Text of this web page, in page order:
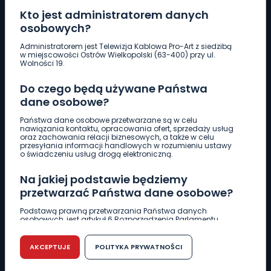
Kto jest administratorem danych
osobowych?
Administratorem jest Telewizja Kablowa Pro-Art z siedzibą
w miejscowości Ostrów Wielkopolski (63-400) przy ul.
Wolności 19.
Do czego będą używane Państwa
dane osobowe?
Państwa dane osobowe przetwarzane są w celu
nawiązania kontaktu, opracowania ofert, sprzedaży usług
oraz zachowania relacji biznesowych, a także w celu
przesyłania informacji handlowych w rozumieniu ustawy
o świadczeniu usług drogą elektroniczną.
Na jakiej podstawie będziemy
przetwarzać Państwa dane osobowe?
Podstawą prawną przetwarzania Państwa danych
osobowych, jest artykuł 6 Rozporządzenia Parlamentu
r. w sprawie ochrony osób fizycznych w związku z
przetwarzaniem danych osobowych w sprawie
swobodnego przepływu takich danych oraz uchylenia
dyrektywy 95/46/WE (RODO).
AKCEPTUJE POLITYKA PRYWATNOŚCI
Pobierz logotyp
661 997 997
REDAKCJA
62 735 22 22redakcja@wlkp24.info
DZIAŁ REKLAMY
62 735 01 85 reklama@wlkp24.info
WIADOMOŚCI
CIEKAWOSTKI